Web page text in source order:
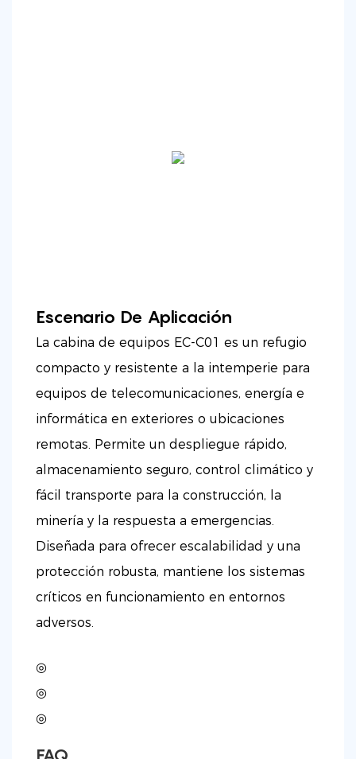
Escenario De Aplicación
La cabina de equipos EC-C01 es un refugio
compacto y resistente a la intemperie para
equipos de telecomunicaciones, energía e
informática en exteriores o ubicaciones
remotas. Permite un despliegue rápido,
almacenamiento seguro, control climático y
fácil transporte para la construcción, la
minería y la respuesta a emergencias.
Diseñada para ofrecer escalabilidad y una
protección robusta, mantiene los sistemas
críticos en funcionamiento en entornos
adversos.
◎
◎
◎
FAQ